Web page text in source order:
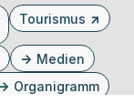
Tourismus
Medien
Organigramm